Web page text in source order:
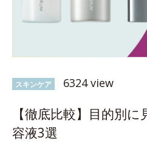
スキンケア 6324 view
【徹底比較】目的別
容液3選